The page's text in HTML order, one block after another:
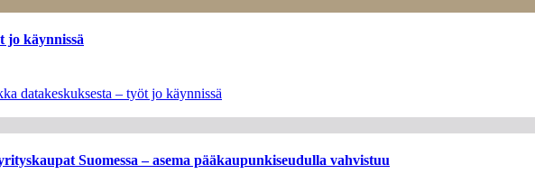
jo käynnissä
datakeskuksesta – työt jo käynnissä
Suomessa – asema pääkaupunkiseudulla vahvistuu